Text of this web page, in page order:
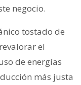
negocio.
tostado de
el
de energías
más justa